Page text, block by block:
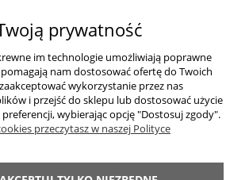
INFORMACJE
│ woj. łódzkie │ tel. +48 698 628 422 │ e-mail:
prywatność
im technologie umożliwiają poprawne
nam dostosować ofertę do Twoich
wykorzystanie przez nas
i przejść do sklepu lub dostosować użycie
wybierając opcję "Dostosuj zgody".
przeczytasz w naszej Polityce